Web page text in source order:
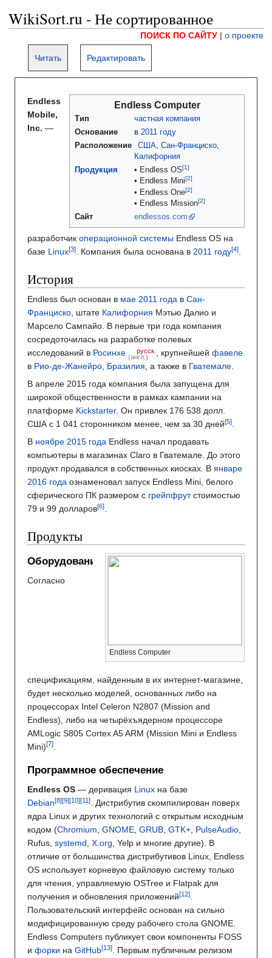
WikiSort.ru - Не сортированное
ПОИСК ПО САЙТУ | о проекте
Читать Редактировать
Endless Computer
Тип
частная компания
Основание
в 2011 году
Расположение
США, Сан-Франциско,
Калифорния
Продукция
• Endless OS
• Endless Mini
• Endless One
• Endless Mission
Сайт
endlessos.com
Endless
Mobile,
Inc. —
разработчик операционной системы Endless OS на
базе Linux . Компания была основана в 2011 году .
История
Endless был основан в мае 2011 года в Сан-
Франциско, штате Калифорния Мэтью Далио и
Марсело Сампайо. В первые три года компания
сосредоточилась на разработке полевых
исследований в Росинхе (англ.)
русск. , крупнейшей фавеле
в Рио-де-Жанейро, Бразилия, а также в Гватемале.
В апреле 2015 года компания была запущена для
широкой общественности в рамках кампании на
платформе Kickstarter. Он привлек 176 538 долл.
США с 1 041 сторонником менее, чем за 30 дней
.
В ноябре 2015 года Endless начал продавать
компьютеры в магазинах Claro в Гватемале. До этого
продукт продавался в собственных киосках. В январе
2016 года ознаменовал запуск Endless Mini, белого
сферического ПК размером с грейпфрутстоимостью
79 и 99 долларов
.
Продукты
Endless Computer
Оборудование
Согласно
спецификациям, найденным в их интернет-магазине,
будет несколько моделей, основанных либо на
процессорах Intel Celeron N2807 (Mission and
Endless), либо на четырёхъядерном процессоре
AMLogic S805 Cortex A5 ARM (Mission Mini и Endless
Mini)
Программное обеспечение
Endless OS — деривация Linux на базе
Debian
. Дистрибутив скомпилирован поверх
ядра Linux и других технологий с открытым исходным
кодом (Chromium, GNOME, GRUB, GTK+, PulseAudio,
Rufus, systemd, X.org, Yelp и многие другие). В
отличие от большинства дистрибутивов Linux, Endless
OS использует корневую файловую систему только
для чтения, управляемую OSTree и Flatpak для
получения и обновления приложений
.
Пользовательский интерфейс основан на сильно
модифицированную среду рабочего стола GNOME.
Endless Computers публикует свои компоненты FOSS
и форки на GitHub
. Первым публичным релизом